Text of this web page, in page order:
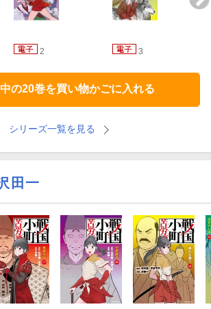
2 3
の20巻を買い物かごに入れる
シリーズ一覧を見る
田一